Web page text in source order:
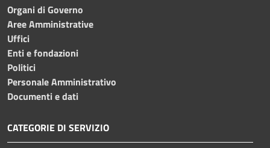
Organi di Governo
Aree Amministrative
Uffici
Enti e fondazioni
Politici
Personale Amministrativo
Documenti e dati
CATEGORIE DI SERVIZIO